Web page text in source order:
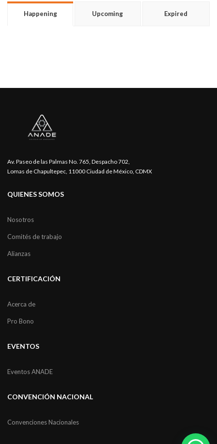
Happening Upcoming Expired
Av. Paseo de las Palmas No. 765, Despacho 702,
Lomas de Chapultepec, 11000 Ciudad de México, CDMX
QUIENES SOMOS
Nosotros
Comités de trabajo
Alianzas
CERTIFICACIÓN
Acerca de
Pro Bono
EVENTOS
Eventos ANADE
CONVENCIÓN NACIONAL
Convenciones Nacionales